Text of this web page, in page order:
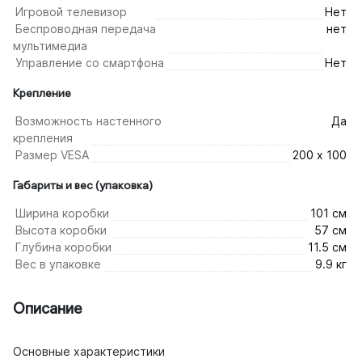
Игровой телевизор
Нет
Беспроводная передача
мультимедиа
нет
Управление со смартфона Нет
Крепление
Возможность настенного
крепления
Да
Размер VESA 200 х 100
Габариты и вес (упаковка)
Ширина коробки
101 см
Высота коробки
57 см
Глубина коробки
11.5 см
Вес в упаковке
9.9 кг
Описание
Основные характеристики